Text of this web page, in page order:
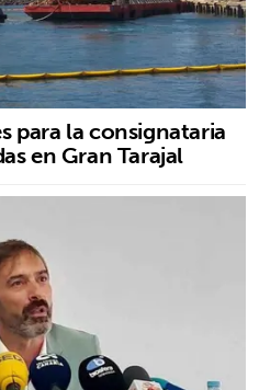
para la consignataria
en Gran Tarajal